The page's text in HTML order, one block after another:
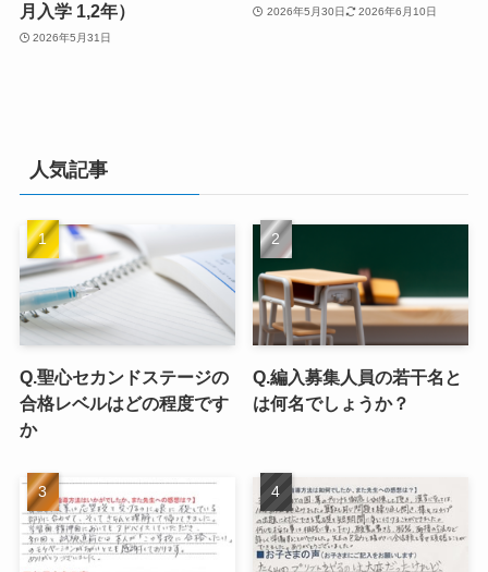
月入学 1,2年）
2026年5月31日
2026年5月30日 2026年6月10日
人気記事
Q.聖心セカンドステージの
合格レベルはどの程度です
か
Q.編入募集人員の若干名と
は何名でしょうか？